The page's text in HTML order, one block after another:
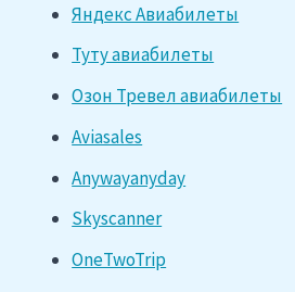
Яндекс Авиабилеты
Туту авиабилеты
Озон Тревел авиабилеты
Aviasales
Anywayanyday
Skyscanner
OneTwoTrip